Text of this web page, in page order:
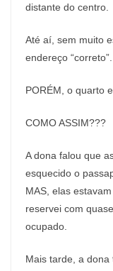
distante do centro.
Até aí, sem muito
endereço “correto”.
PORÉM, o quarto
COMO ASSIM???
A dona falou que
esquecido o
MAS, elas
reservei com
ocupado.
Mais tarde, a